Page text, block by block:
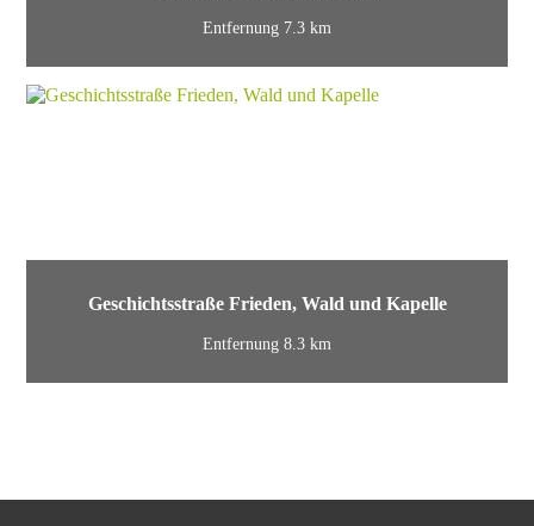
Entfernung 7.3 km
Geschichtsstraße Frieden, Wald und Kapelle
Entfernung 8.3 km